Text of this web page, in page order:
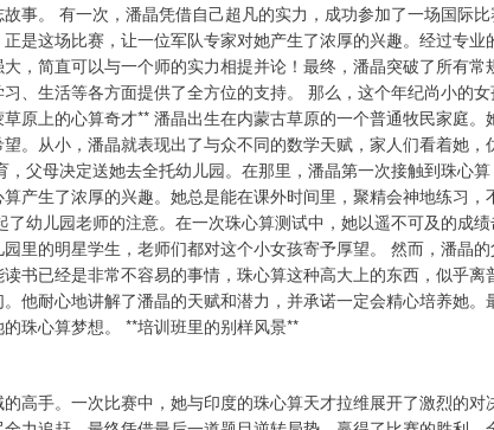
事。 有一次，潘晶凭借自己超凡的实力，成功参加了一场国际
是这场比赛，让一位军队专家对她产生了浓厚的兴趣。经过专业
，简直可以与一个师的实力相提并论！最终，潘晶突破了所有常
、生活等各方面提供了全方位的支持。 那么，这个年纪尚小的
原上的心算奇才** 潘晶出生在内蒙古草原的一个普通牧民家庭
。从小，潘晶就表现出了与众不同的数学天赋，家人们看着她
父母决定送她去全托幼儿园。在那里，潘晶第一次接触到珠心
产生了浓厚的兴趣。她总是能在课外时间里，聚精会神地练习，
幼儿园老师的注意。在一次珠心算测试中，她以遥不可及的成
里的明星学生，老师们都对这个小女孩寄予厚望。 然而，潘晶
书已经是非常不容易的事情，珠心算这种高大上的东西，似乎离
他耐心地讲解了潘晶的天赋和潜力，并承诺一定会精心培养她。
珠心算梦想。 **培训班里的别样风景**
高手。一次比赛中，她与印度的珠心算天才拉维展开了激烈的对